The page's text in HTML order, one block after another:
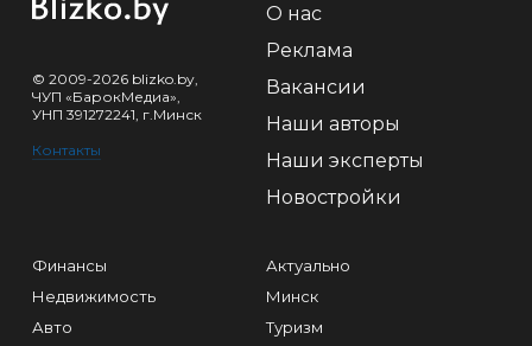
© 2009-2026 blizko.by,
ЧУП «БарокМедиа»,
УНП 391272241, г.Минск
Контакты
О нас
Реклама
Вакансии
Наши авторы
Наши эксперты
Новостройки
Финансы
Недвижимость
Авто
Актуально
Минск
Туризм